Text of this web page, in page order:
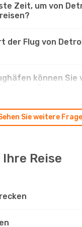
Zeit, um von
der Flug von
können Sie
Sie weitere
Ihre Reise